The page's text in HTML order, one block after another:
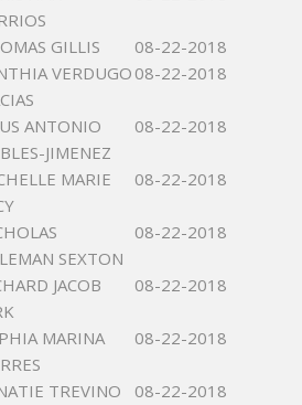
GILLIS
08-22-2018
VERDUGO08-22-2018
ANTONIO
JIMENEZ
08-22-2018
MARIE
08-22-2018
SEXTON
08-22-2018
JACOB
08-22-2018
MARINA
08-22-2018
TREVINO
08-22-2018